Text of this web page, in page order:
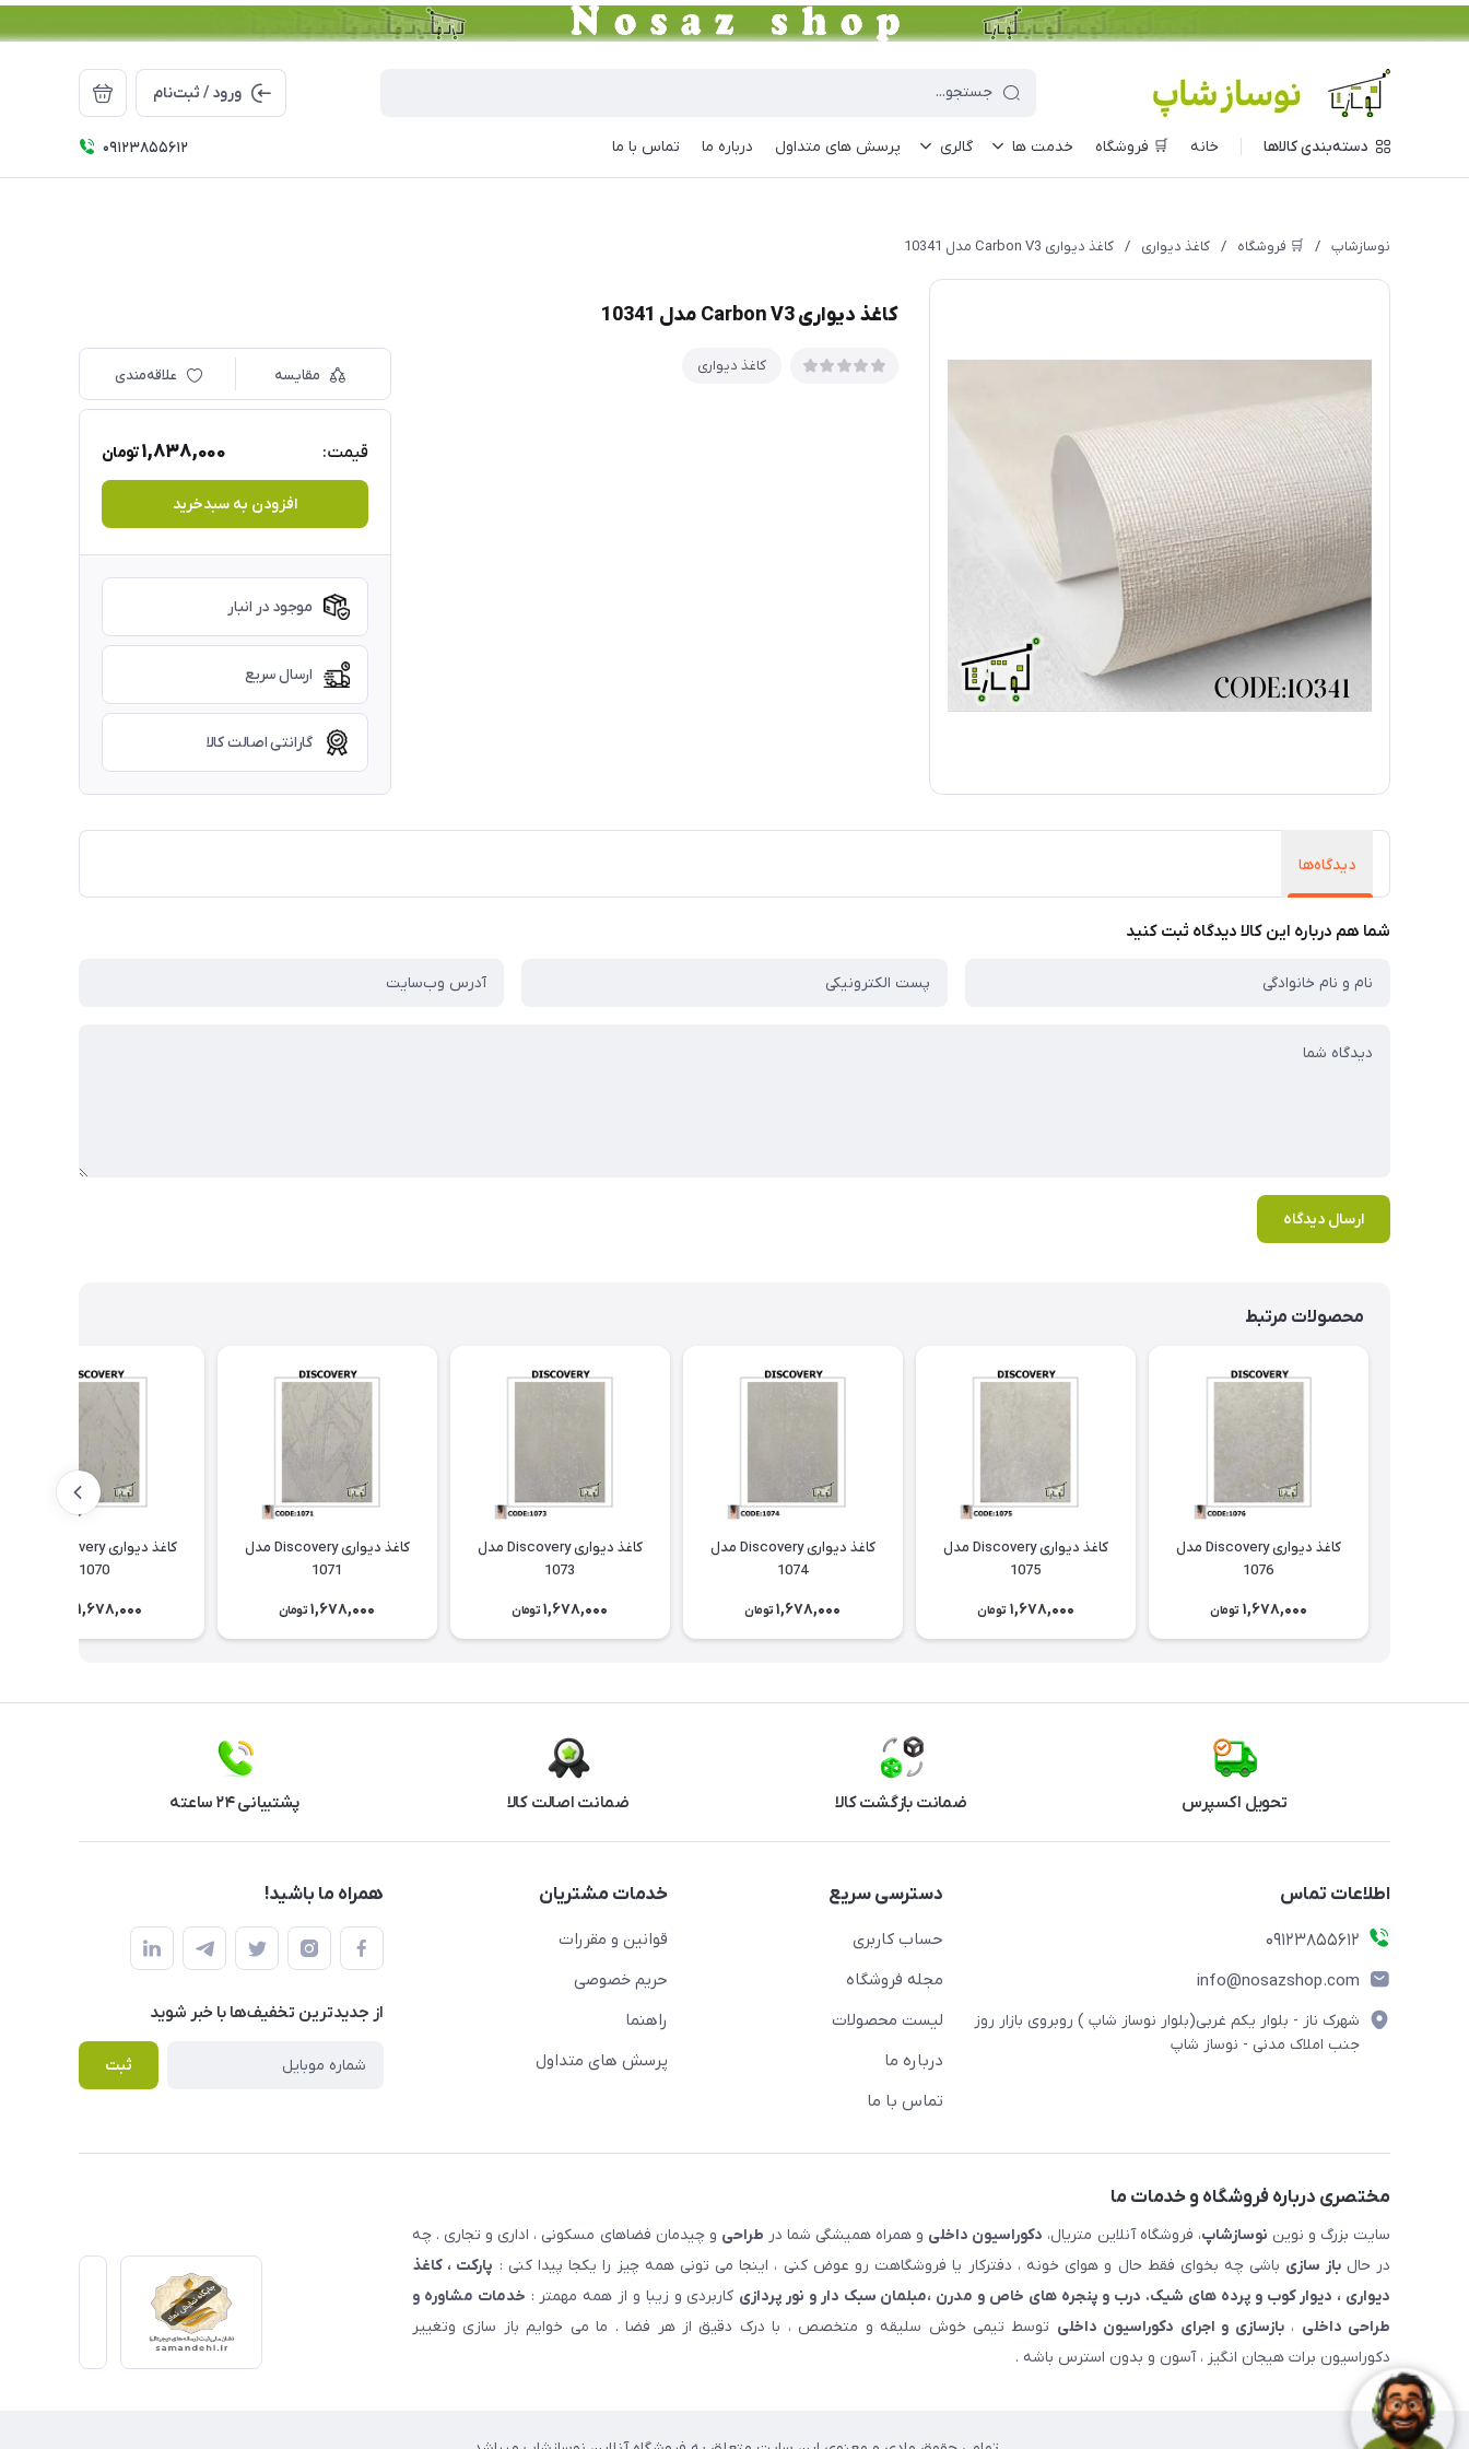
ورود / ثبت‌نام
دسته‌بندی کالاها خانه 🛒 فروشگاه خدمت ها گالری پرسش های متداول درباره ما تماس با ما 09123855612
نوسازشاپ / 🛒 فروشگاه / کاغذ دیواری / کاغذ دیواری Carbon V3 مدل 10341
کاغذ دیواری Carbon V3 مدل 10341
کاغذ دیواری
مقایسه علاقه‌مندی
قیمت: 1,838,000تومان
افزودن به سبدخرید
موجود در انبار
ارسال سریع
گارانتی اصالت کالا
دیدگاه‌ها
شما هم درباره این کالا دیدگاه ثبت کنید
ارسال دیدگاه
محصولات مرتبط
کاغذ دیواری Discovery مدل
1076
1,678,000 تومان
کاغذ دیواری Discovery مدل
1075
1,678,000 تومان
کاغذ دیواری Discovery مدل
1074
1,678,000 تومان
کاغذ دیواری Discovery مدل
1073
1,678,000 تومان
کاغذ دیواری Discovery مدل
1071
1,678,000 تومان
1070
1,678,000
تحویل اکسپرس ضمانت بازگشت کالا ضمانت اصالت کالا پشتیبانی ۲۴ ساعته
اطلاعات تماس
09123855612
info@nosazshop.com
شهرک ناز - بلوار یکم غربی(بلوار نوساز شاپ ) روبروی بازار روز
جنب املاک مدنی - نوساز شاپ
دسترسی سریع
حساب کاربری
مجله فروشگاه
لیست محصولات
درباره ما
تماس با ما
خدمات مشتریان
قوانین و مقررات
حریم خصوصی
راهنما
پرسش های متداول
همراه ما باشید!
از جدید‌ترین تخفیف‌ها با‌ خبر شوید
ثبت
مختصری درباره فروشگاه و خدمات ما
سایت بزرگ و نوین نوسازشاپ، فروشگاه آنلاین متریال، دکوراسیون داخلی و همراه همیشگی شما در طراحی و چیدمان فضاهای مسکونی ، اداری و تجاری . چه
در حالباز سازی باشی چه بخوای فقط حال و هوای خونه ، دفترکار یا فروشگاهت رو عوض کنی ، اینجا می تونی همه چیز را یکجا پیدا کنی : پارکت ، کاغذ
دیواری ، دیوار کوب و پرده های شیک. درب و پنجره های خاص و مدرن ،مبلمان سبک دار و نور پردازی کاربردی و زیبا و از همه مهمتر : خدمات مشاوره و
طراحی داخلی ،بازسازی و اجرای دکوراسیون داخلی توسط تیمی خوش سلیقه و متخصص ، با درک دقیق از هر فضا . ما می خوایم باز سازی وتغییر
دکوراسیون برات هیجان انگیز ، آسون و بدون استرس باشه .